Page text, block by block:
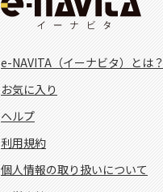
e-NAVITA（イーナビタ）とは？
お気に入り
ヘルプ
利用規約
個人情報の取り扱いについて